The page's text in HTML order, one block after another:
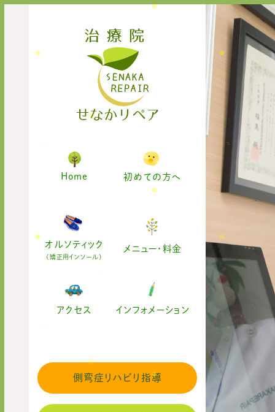
Home 初めての方へ
オルソティック
(矯正用インソール)
メニュー・料金
アクセス インフォメーション
側弯症リハビリ指導